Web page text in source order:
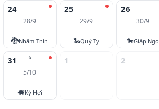
24
28/9
🐉Nhâm Thìn
25
29/9
🐍Quý Tỵ
26
30/9
🐎Giáp Ngọ
⭐
31
5/10
🐖Kỷ Hợi
1 2